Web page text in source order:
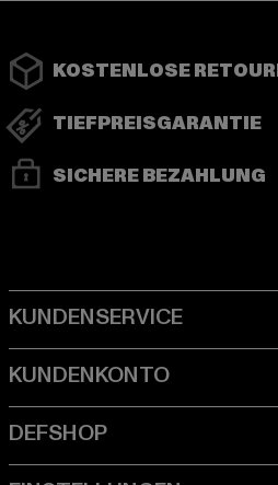
KOSTENLOSE
TIEFPREISGARANTIE
SICHERE BEZAHLUNG